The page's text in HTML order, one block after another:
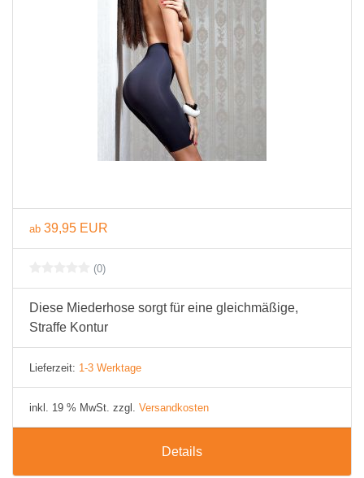
ab 39,95 EUR
(0)
Diese Miederhose sorgt für eine gleichmäßige,
Straffe Kontur
Lieferzeit: 1-3 Werktage
inkl. 19 % MwSt. zzgl. Versandkosten
Details